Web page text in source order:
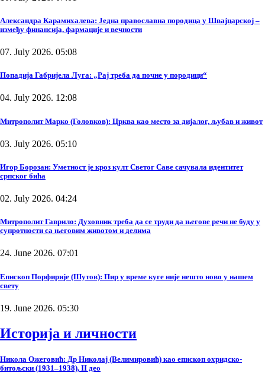
Александра Карамихалева: Једна православна породица у Швајцарској –
између финансија, фармације и вечности
07. July 2026. 05:08
Попадија Габријела Луга: „Рај треба да почне у породици“
04. July 2026. 12:08
Митрополит Марко (Головков): Црква као место за дијалог, љубав и живот
03. July 2026. 05:10
Игор Борозан: Уметност је кроз култ Светог Саве сачувала идентитет
српског бића
02. July 2026. 04:24
Митрополит Гаврило: Духовник треба да се труди да његове речи не буду у
супротности са његовим животом и делима
24. June 2026. 07:01
Епископ Порфирије (Шутов): Пир у време куге није нешто ново у нашем
свету
19. June 2026. 05:30
Историја и личности
Никола Ожеговић: Др Николај (Велимировић) као епископ охридско-
битољски (1931–1938), II део